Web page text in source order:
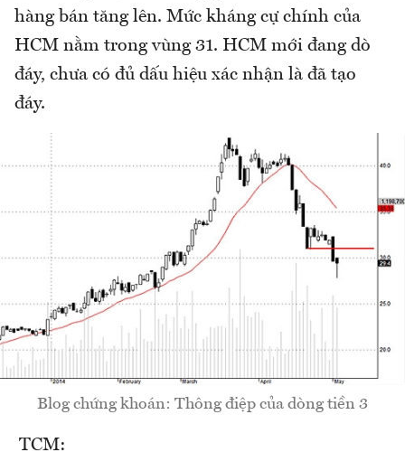
hàng bán tăng lên. Mức kháng cự chính của
HCM nằm trong vùng 31. HCM mới đang dò
đáy, chưa có đủ dấu hiệu xác nhận là đã tạo
đáy.
Blog chứng khoán: Thông điệp của dòng tiền 3
TCM: